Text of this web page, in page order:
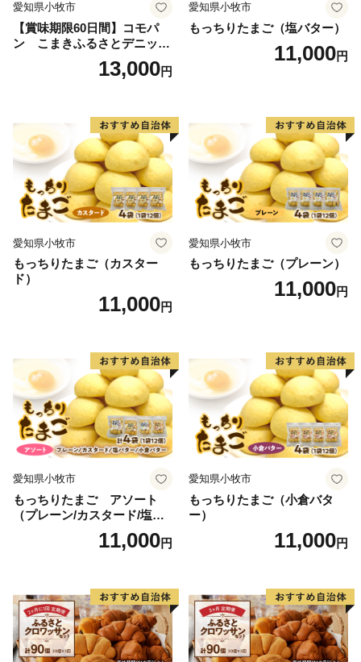
愛知県小牧市
【賞味期限60日間】コモパ
ン こまきふるさとデニッシ
ュセット（20個入り）／災害
用備蓄 保存食 非常食 防災グ
13,000円
愛知県小牧市
もっちりたまご（塩バター）
11,000円
愛知県小牧市
もっちりたまご（カスター
ド）
11,000円
愛知県小牧市
もっちりたまご（プレーン）
11,000円
愛知県小牧市
もっちりたまご アソート
（プレーン/カスタード/塩バ
ター/小倉バター）11,000円
愛知県小牧市
もっちりたまご（小倉バタ
ー）
11,000円